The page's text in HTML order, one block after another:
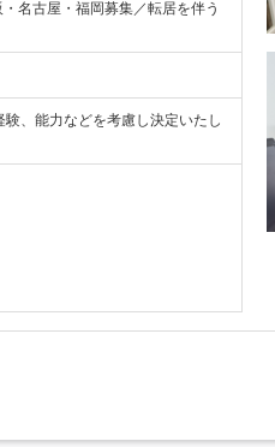
名古屋・福岡募集／転居を伴う
、能力などを考慮し決定いたし